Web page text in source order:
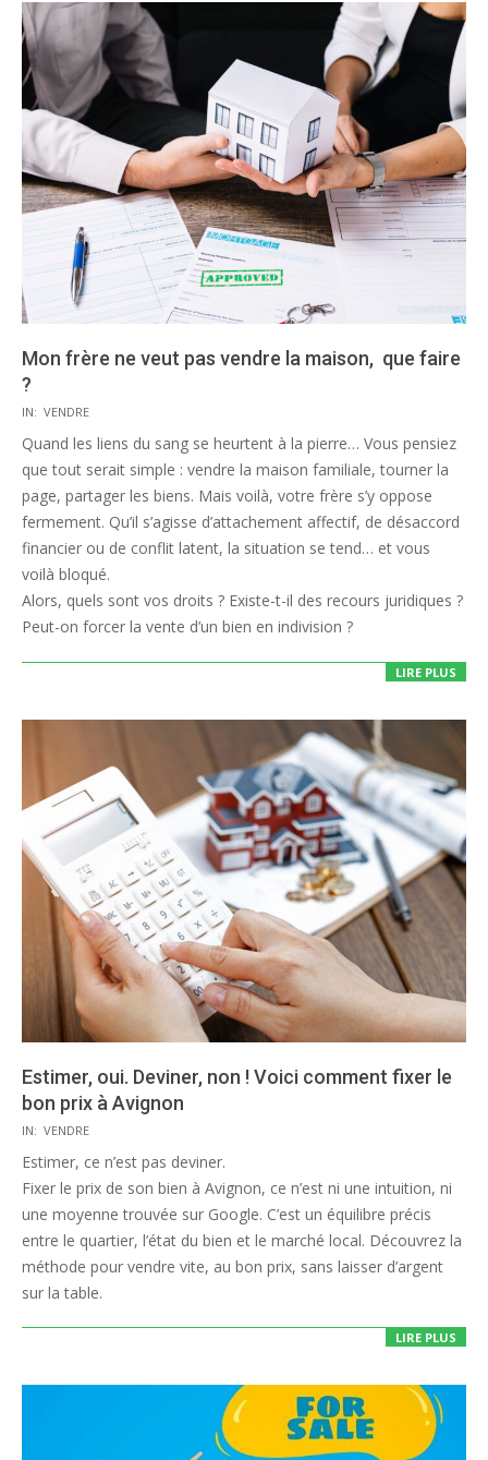
Mon frère ne veut pas vendre la maison, que faire
?
2025-
10-
20
IN: VENDRE
Quand les liens du sang se heurtent à la pierre… Vous pensiez
que tout serait simple : vendre la maison familiale, tourner la
page, partager les biens. Mais voilà, votre frère s’y oppose
fermement. Qu’il s’agisse d’attachement affectif, de désaccord
financier ou de conflit latent, la situation se tend… et vous
voilà bloqué.
Alors, quels sont vos droits ? Existe-t-il des recours juridiques ?
Peut-on forcer la vente d’un bien en indivision ?
LIRE PLUS
Estimer, oui. Deviner, non ! Voici comment fixer le
bon prix à Avignon
2025-
09-
29
IN: VENDRE
Estimer, ce n’est pas deviner.
Fixer le prix de son bien à Avignon, ce n’est ni une intuition, ni
une moyenne trouvée sur Google. C’est un équilibre précis
entre le quartier, l’état du bien et le marché local. Découvrez la
méthode pour vendre vite, au bon prix, sans laisser d’argent
sur la table.
LIRE PLUS